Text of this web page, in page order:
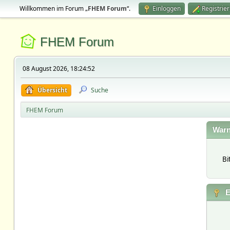
Willkommen im Forum „FHEM Forum“. Einloggen
FHEM Forum
08 August 2026, 18:24:52
Übersicht Suche
FHEM Forum